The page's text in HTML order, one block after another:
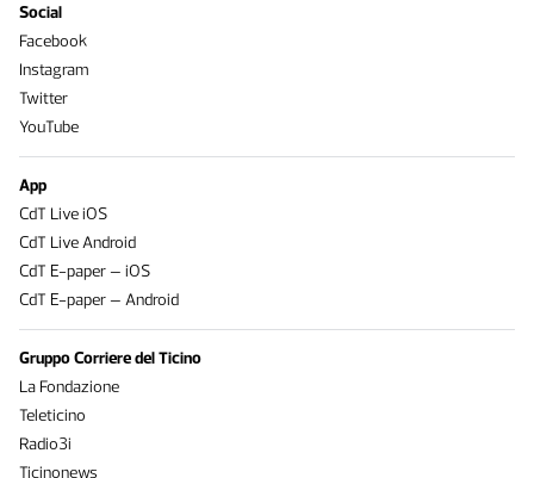
Social
Facebook
Instagram
Twitter
YouTube
App
CdT Live iOS
CdT Live Android
CdT E-paper – iOS
CdT E-paper – Android
Gruppo Corriere del Ticino
La Fondazione
Teleticino
Radio3i
Ticinonews